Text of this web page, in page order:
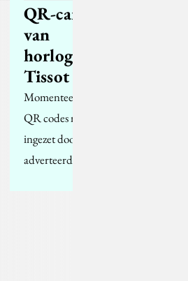
QR-campagne
van
horlogemerk
Tissot
Momenteel worden
QR codes massaal
ingezet door
adverteerders.